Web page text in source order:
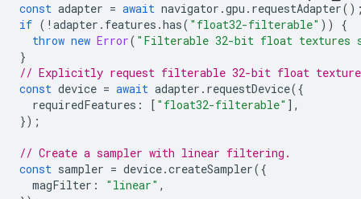
const adapter = await navigator .gpu . requestAdapter
if ( ! adapter . features .has( "float32-filterable" ))
{
throw new Error( "Filterable 32-bit float textures
}
// Explicitly request filterable 32-bit float
const device = await adapter . requestDevice({
requiredFeatures : [ "float32-filterable" ],
});
// Create a sampler with linear filtering.
const sampler = device.createSampler({
magFilter : "linear" ,